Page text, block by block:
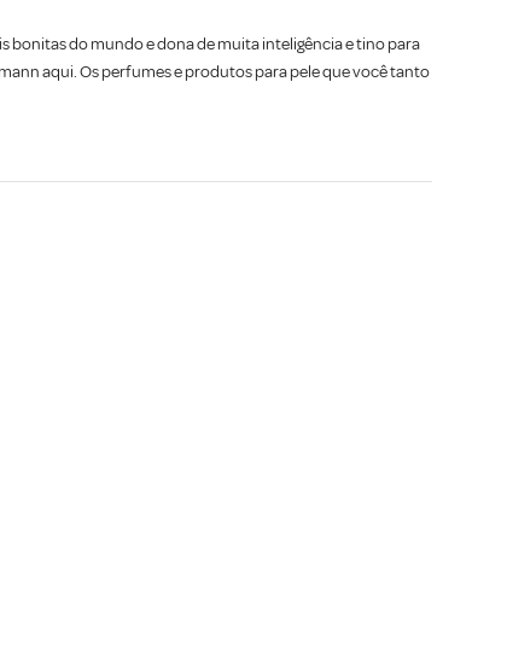
bonitas do mundo e dona de muita inteligência e tino para
aqui. Os perfumes e produtos para pele que você tanto